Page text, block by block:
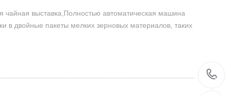
чайная выставка,Полностью автоматическая машина
в двойные пакеты мелких зерновых материалов, таких